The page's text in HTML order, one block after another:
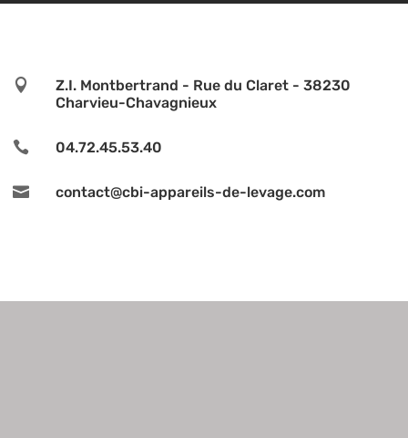

Z.I. Montbertrand - Rue du Claret - 38230
Charvieu-Chavagnieux
 04.72.45.53.40
 contact@cbi-appareils-de-levage.com